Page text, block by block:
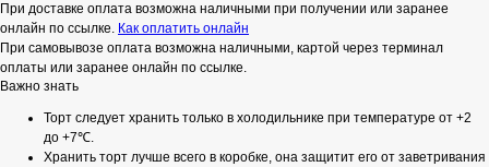
При доставке оплата возможна наличными при получении или заранее
онлайн по ссылке. Как оплатить онлайн
При самовывозе оплата возможна наличными, картой через терминал
оплаты или заранее онлайн по ссылке.
Важно знать
Торт следует хранить только в холодильнике при температуре от +2
до +7℃.
Хранить торт лучше всего в коробке, она защитит его от заветривания